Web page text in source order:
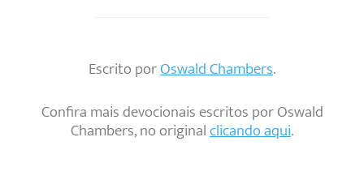
Escrito porOswald Chambers.
Confira mais devocionais escritos por Oswald
Chambers, no originalclicando aqui.